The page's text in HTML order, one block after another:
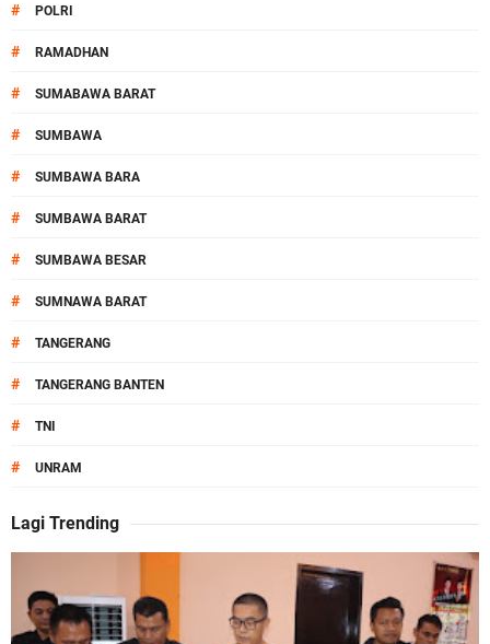
# POLRI
# RAMADHAN
# SUMABAWA BARAT
# SUMBAWA
# SUMBAWA BARA
# SUMBAWA BARAT
# SUMBAWA BESAR
# SUMNAWA BARAT
# TANGERANG
# TANGERANG BANTEN
# TNI
# UNRAM
Lagi Trending